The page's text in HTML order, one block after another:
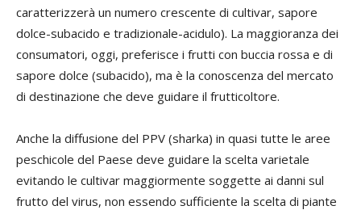
caratterizzerà un numero crescente di cultivar, sapore
dolce-subacido e tradizionale-acidulo). La maggioranza dei
consumatori, oggi, preferisce i frutti con buccia rossa e di
sapore dolce (subacido), ma è la conoscenza del mercato
di destinazione che deve guidare il frutticoltore.
Anche la diffusione del PPV (sharka) in quasi tutte le aree
peschicole del Paese deve guidare la scelta varietale
evitando le cultivar maggiormente soggette ai danni sul
frutto del virus, non essendo sufficiente la scelta di piante